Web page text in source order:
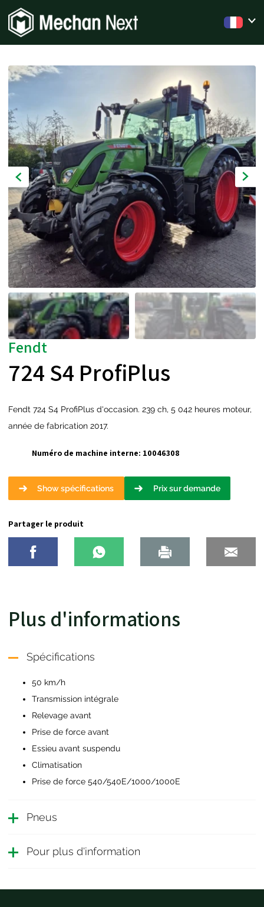
Fendt
724 S4 ProfiPlus
Fendt 724 S4 ProfiPlus d'occasion. 239 ch, 5 042 heures moteur,
année de fabrication 2017.
Numéro de machine interne: 10046308
Show spécifications Prix sur demande
Partager le produit
Plus d'informations
Spécifications
50 km/h
Transmission intégrale
Relevage avant
Prise de force avant
Essieu avant suspendu
Climatisation
Prise de force 540/540E/1000/1000E
Pneus
Pour plus d'information